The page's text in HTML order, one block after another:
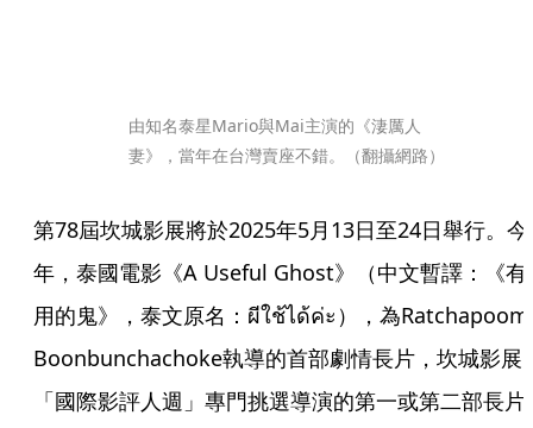
由知名泰星Mario與Mai主演的《淒厲人
妻》，當年在台灣賣座不錯。（翻攝網路）
第78屆坎城影展將於2025年5月13日至24日舉行。今
年，泰國電影《A Useful Ghost》（中文暫譯：《有
用的鬼》，泰文原名：ผีใช้ได้ค่ะ），為Ratchapoom
Boonbunchachoke執導的首部劇情長片，坎城影展
「國際影評人週」專門挑選導演的第一或第二部長片